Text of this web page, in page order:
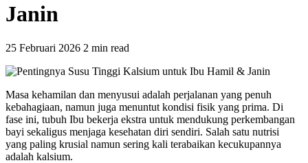
Janin
25 Februari 2026 2 min read
Masa kehamilan dan menyusui adalah perjalanan yang penuh
kebahagiaan, namun juga menuntut kondisi fisik yang prima. Di
fase ini, tubuh Ibu bekerja ekstra untuk mendukung perkembangan
bayi sekaligus menjaga kesehatan diri sendiri. Salah satu nutrisi
yang paling krusial namun sering kali terabaikan kecukupannya
adalah kalsium.